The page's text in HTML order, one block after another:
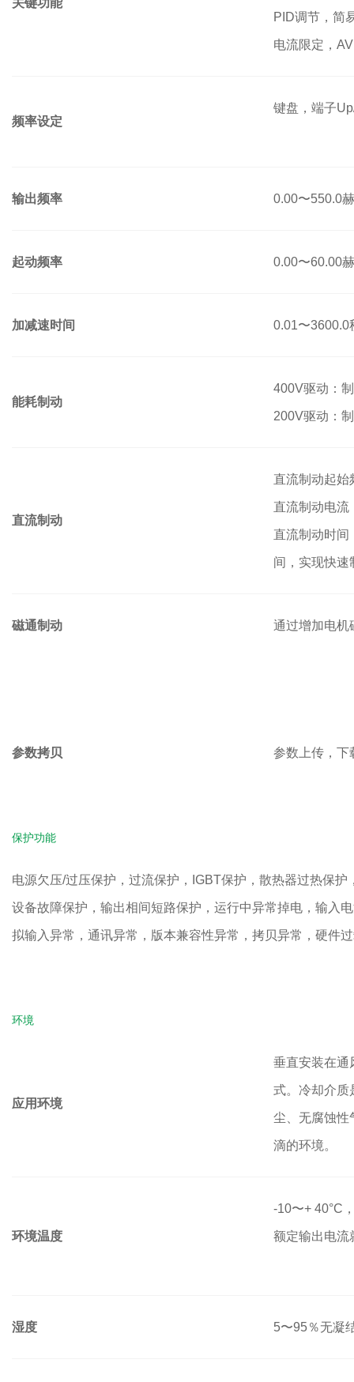
PID调节，简
电流限定，
频率设定
键盘，端子
输出频率 0.00〜550.0
起动频率 0.00〜60.00
加减速时间 0.01〜3600.0
能耗制动
400V驱动：
200V驱动：
直流制动
直流制动起始
直流制动电流
直流制动时间
间，实现快速
磁通制动 通过增加电机
参数拷贝 参数上传，下
保护功能
电源欠压/过压保护，过流保护，IGBT保护，散热器过热保
设备故障保护，输出相间短路保护，运行中异常掉电，输入
拟输入异常，通讯异常，版本兼容性异常，拷贝异常，硬件
环境
应用环境
垂直安装在通
式。 冷却介质
尘、无腐蚀性
滴的环境。
环境温度
-10〜+ 40°C
额定输出电流
湿度 5〜95％无凝